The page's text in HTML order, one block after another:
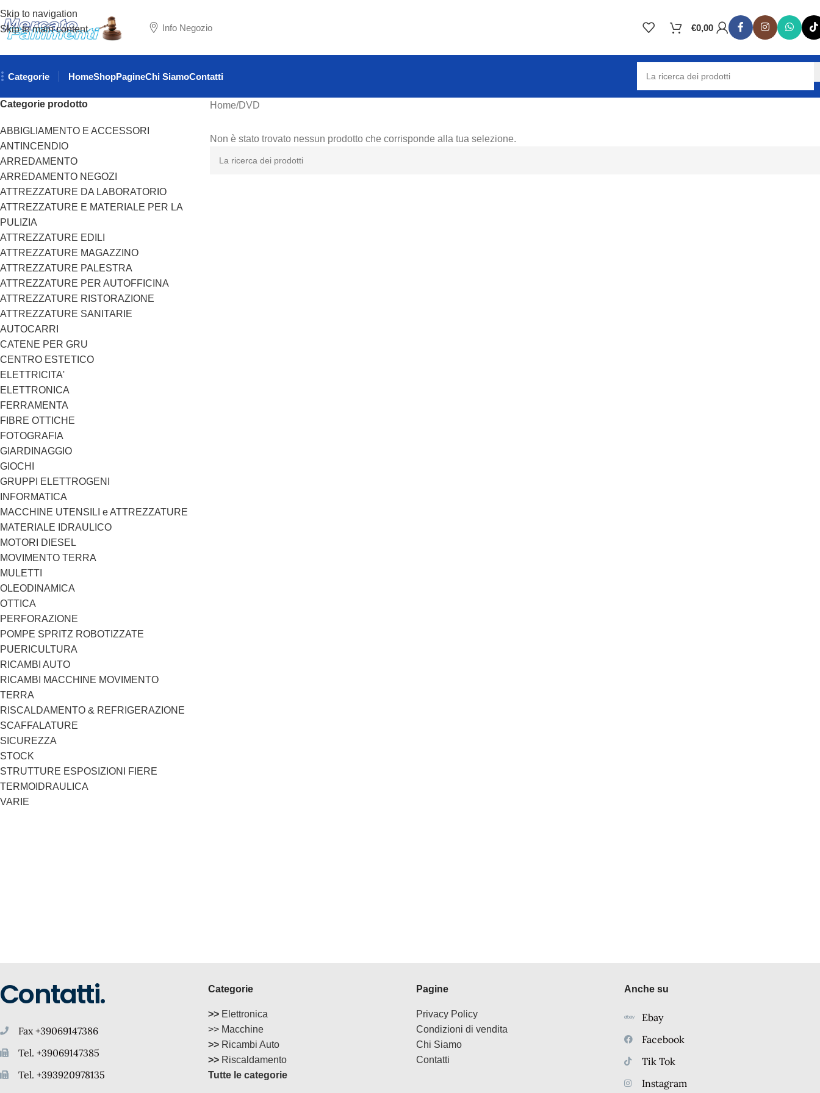
Skip to navigation
Skip to main content
Info Negozio €0,00
Categorie HomeShopPagineChi SiamoContatti
Categorie prodotto
ABBIGLIAMENTO E ACCESSORI
ANTINCENDIO
ARREDAMENTO
ARREDAMENTO NEGOZI
ATTREZZATURE DA LABORATORIO
ATTREZZATURE E MATERIALE PER LA
PULIZIA
ATTREZZATURE EDILI
ATTREZZATURE MAGAZZINO
ATTREZZATURE PALESTRA
ATTREZZATURE PER AUTOFFICINA
ATTREZZATURE RISTORAZIONE
ATTREZZATURE SANITARIE
AUTOCARRI
CATENE PER GRU
CENTRO ESTETICO
ELETTRICITA'
ELETTRONICA
FERRAMENTA
FIBRE OTTICHE
FOTOGRAFIA
GIARDINAGGIO
GIOCHI
GRUPPI ELETTROGENI
INFORMATICA
MACCHINE UTENSILI e ATTREZZATURE
MATERIALE IDRAULICO
MOTORI DIESEL
MOVIMENTO TERRA
MULETTI
OLEODINAMICA
OTTICA
PERFORAZIONE
POMPE SPRITZ ROBOTIZZATE
PUERICULTURA
RICAMBI AUTO
RICAMBI MACCHINE MOVIMENTO
TERRA
RISCALDAMENTO & REFRIGERAZIONE
SCAFFALATURE
SICUREZZA
STOCK
STRUTTURE ESPOSIZIONI FIERE
TERMOIDRAULICA
VARIE
Home DVD
Non è stato trovato nessun prodotto che corrisponde alla tua selezione.
Contatti.
Fax +39069147386
Tel. +39069147385
Tel. +393920978135
Categorie
>>Elettronica
>> Macchine
>>Ricambi Auto
>>Riscaldamento
Tutte le categorie
Pagine
Privacy Policy
Condizioni di vendita
Chi Siamo
Contatti
Anche su
Ebay
Facebook
Tik Tok
Instagram